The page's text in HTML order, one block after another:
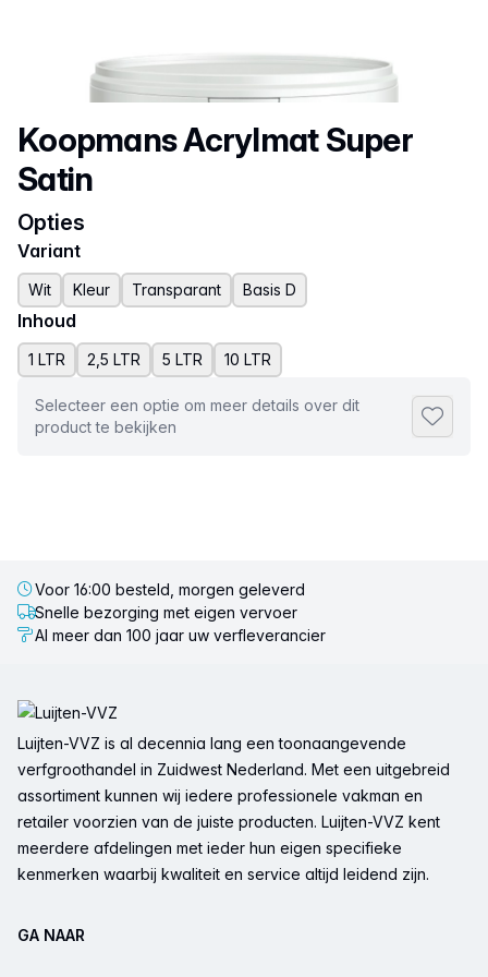
Productnaam
Koopmans Acrylmat Super
Satin
Opties
Variant
Wit Kleur Transparant Basis D
Inhoud
1 LTR 2,5 LTR 5 LTR 10 LTR
Selecteer een optie om meer details over dit
product te bekijken
Voor 16:00 besteld, morgen geleverd
Snelle bezorging met eigen vervoer
Al meer dan 100 jaar uw verfleverancier
Luijten-VVZ is al decennia lang een toonaangevende
verfgroothandel in Zuidwest Nederland. Met een uitgebreid
assortiment kunnen wij iedere professionele vakman en
retailer voorzien van de juiste producten. Luijten-VVZ kent
meerdere afdelingen met ieder hun eigen specifieke
kenmerken waarbij kwaliteit en service altijd leidend zijn.
GA NAAR